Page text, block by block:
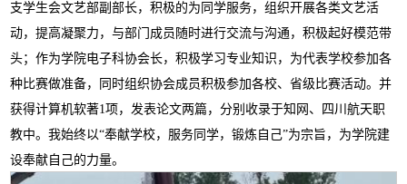
支学生会文艺部副部长，积极的为同学服务，组织开展各类文艺活
动，提高凝聚力，与部门成员随时进行交流与沟通，积极起好模范带
头；作为学院电子科协会长，积极学习专业知识，为代表学校参加各
种比赛做准备，同时组织协会成员积极参加各校、省级比赛活动。并
获得计算机软著1项，发表论文两篇，分别收录于知网、四川航天职
教中。我始终以“奉献学校，服务同学，锻炼自己”为宗旨，为学院建
设奉献自己的力量。